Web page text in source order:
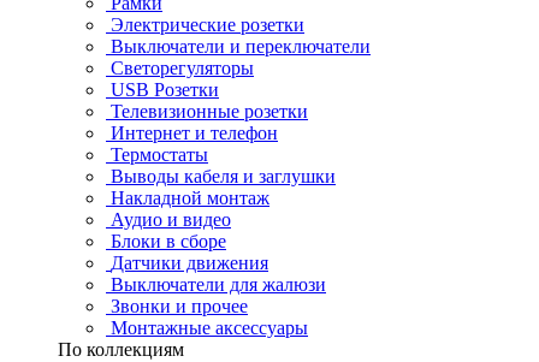
Электрические розетки
Выключатели и переключатели
Светорегуляторы
USB Розетки
Телевизионные розетки
Интернет и телефон
Термостаты
Выводы кабеля и заглушки
Накладной монтаж
Аудио и видео
Блоки в сборе
Датчики движения
Выключатели для жалюзи
Звонки и прочее
Монтажные аксессуары
По коллекциям